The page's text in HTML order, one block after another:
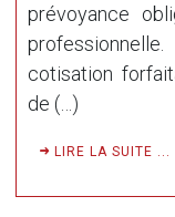
prévoyance
cotisation
de (…)
LIRE LA SUITE ...